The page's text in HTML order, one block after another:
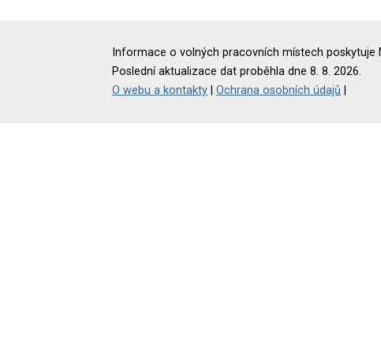
Informace o volných pracovních místech poskytuje
Poslední aktualizace dat proběhla dne 8. 8. 2026.
O webu a kontakty
Ochrana osobních údajů